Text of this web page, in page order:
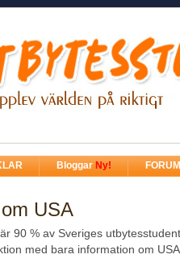
BloggarNy! FORUM
USA
90 % av Sveriges
med bara information om